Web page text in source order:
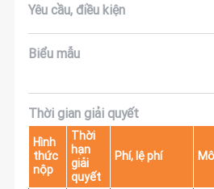
Yêu cầu, điều kiện
Biểu mẫu
Thời gian giải quyết
Hình
thức
nộp
Thời
hạn
giải
quyết
Phí, lệ phí